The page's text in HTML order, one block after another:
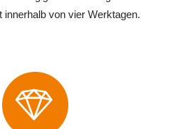
innerhalb von vier Werktagen.